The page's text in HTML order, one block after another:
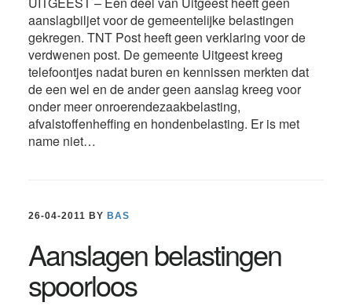
aanslagbiljet voor de gemeentelijke belastingen
gekregen. TNT Post heeft geen verklaring voor de
verdwenen post. De gemeente Uitgeest kreeg
telefoontjes nadat buren en kennissen merkten dat
de een wel en de ander geen aanslag kreeg voor
onder meer onroerendezaakbelasting,
afvalstoffenheffing en hondenbelasting. Er is met
name niet…
26-04-2011 BY BAS
Aanslagen belastingen
spoorloos